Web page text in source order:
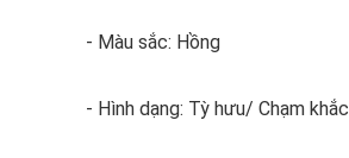
- Màu sắc: Hồng
- Hình dạng: Tỳ hưu/ Chạm khắc